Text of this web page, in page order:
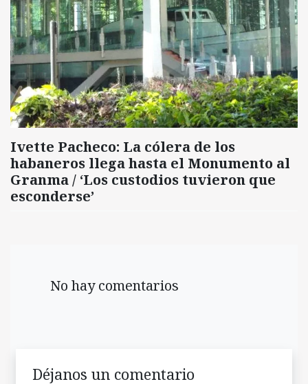
Ivette Pacheco: La cólera de los
habaneros llega hasta el Monumento al
Granma / ‘Los custodios tuvieron que
esconderse’
No hay comentarios
Déjanos un comentario